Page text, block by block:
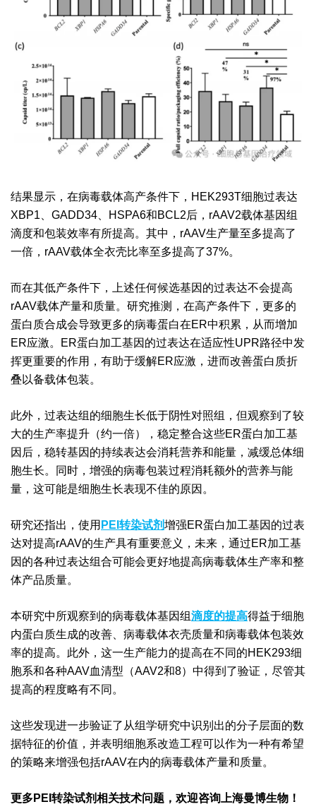
结果显示，在病毒载体高产条件下，HEK293T细胞过表达
XBP1、GADD34、HSPA6和BCL2后，rAAV2载体基因组
滴度和包装效率有所提高。其中，rAAV生产量至多提高了
一倍，rAAV载体全衣壳比率至多提高了37%。
而在其低产条件下，上述任何候选基因的过表达不会提高
rAAV载体产量和质量。研究推测，在高产条件下，更多的
蛋白质合成会导致更多的病毒蛋白在ER中积累，从而增加
ER应激。ER蛋白加工基因的过表达在适应性UPR路径中发
挥更重要的作用，有助于缓解ER应激，进而改善蛋白质折
叠以备载体包装。
此外，过表达组的细胞生长低于阴性对照组，但观察到了较
大的生产率提升（约一倍），稳定整合这些ER蛋白加工基
因后，稳转基因的持续表达会消耗营养和能量，减缓总体细
胞生长。同时，增强的病毒包装过程消耗额外的营养与能
量，这可能是细胞生长表现不佳的原因。
研究还指出，使用 PEI转染试剂增强ER蛋白加工基因的过表
达对提高rAAV的生产具有重要意义，未来，通过ER加工基
因的各种过表达组合可能会更好地提高病毒载体生产率和整
体产品质量。
本研究中所观察到的病毒载体基因组滴度的提高得益于细胞
内蛋白质生成的改善、病毒载体衣壳质量和病毒载体包装效
率的提高。此外，这一生产能力的提高在不同的HEK293细
胞系和各种AAV血清型（AAV2和8）中得到了验证，尽管其
提高的程度略有不同。
这些发现进一步验证了从组学研究中识别出的分子层面的数
据特征的价值，并表明细胞系改造工程可以作为一种有希望
的策略来增强包括rAAV在内的病毒载体产量和质量。
更多PEI转染试剂相关技术问题，欢迎咨询上海曼博生物！